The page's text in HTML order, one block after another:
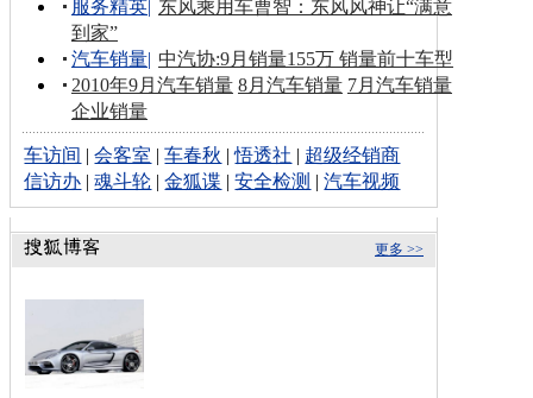
服务精英| 东风乘用车曹智：东风风神让“满意
到家”
汽车销量| 中汽协:9月销量155万 销量前十车型
2010年9月汽车销量 8月汽车销量 7月汽车销量
企业销量
车访间 |会客室 |车春秋 |悟透社 | 超级经销商
信访办 |魂斗轮 |金狐谍 |安全检测 |汽车视频
更多 >>